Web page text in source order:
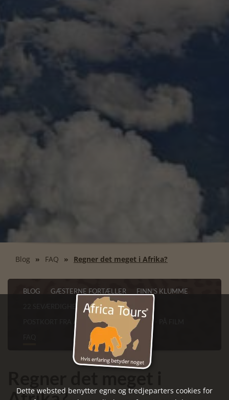
Blog FAQ Regner det meget i Afrika?
BLOG GÆSTERNE FORTÆLLER
FINN'S KLUMME
22 SEVÆRDIGHEDER I CAPE TOWN
POSTKORT FRA AFRIKA
VORES AFRIKA - PÅ FILM
Dette websted benytter egne og tredjeparters cookies for